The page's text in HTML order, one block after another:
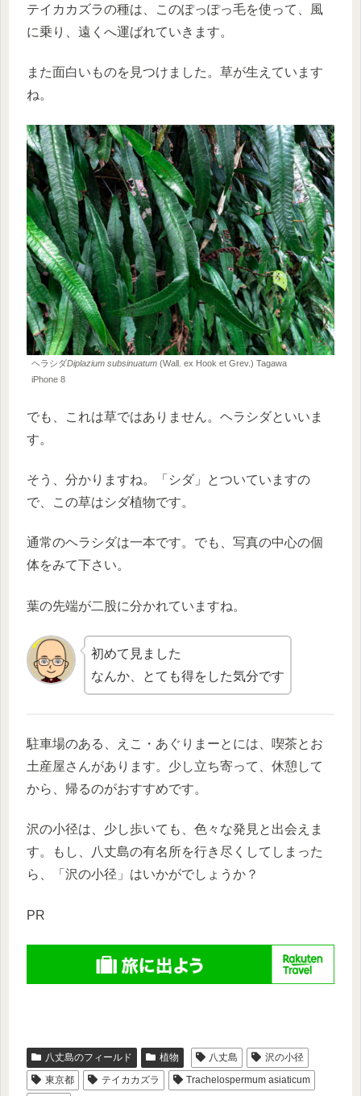
テイカカズラの種は、このぽっぽっ毛を使って、風
に乗り、遠くへ運ばれていきます。
また面白いものを見つけました。草が生えています
ね。
ヘラシダDiplazium subsinuatum (Wall. ex Hook et Grev.) Tagawa
iPhone 8
でも、これは草ではありません。ヘラシダといいま
す。
そう、分かりますね。「シダ」とついていますの
で、この草はシダ植物です。
通常のヘラシダは一本です。でも、写真の中心の個
体をみて下さい。
葉の先端が二股に分かれていますね。
初めて見ました
なんか、とても得をした気分です
駐車場のある、えこ・あぐりまーとには、喫茶とお
土産屋さんがあります。少し立ち寄って、休憩して
から、帰るのがおすすめです。
沢の小径は、少し歩いても、色々な発見と出会えま
す。もし、八丈島の有名所を行き尽くしてしまった
ら、「沢の小径」はいかがでしょうか？
PR
八丈島のフィールド 植物 八丈島
沢の小径
東京都
テイカカズラ
Trachelospermum asiaticum